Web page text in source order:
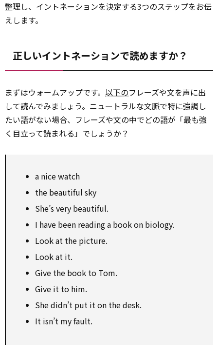
整理し、イントネーションを決定する3つのステップをお伝
えします。
正しいイントネーションで読めますか？
まずはウォームアップです。 以下のフレーズや文を声に出
して読んでみましょう。ニュートラルな文脈で特に強調し
たい語がない場合、フレーズや文の中でどの語が「最も強
く目立って読まれる」でしょうか？
a nice watch
the beautiful sky
She’s very beautiful.
I have been reading a book on biology.
Look at the picture.
Look at it.
Give the book to Tom.
Give it to him.
She didn’t put it on the desk.
It isn’t my fault.